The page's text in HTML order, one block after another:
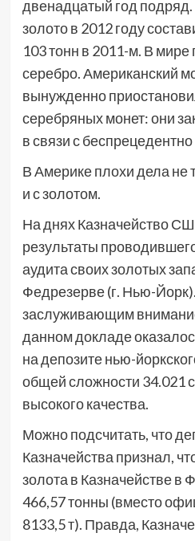
двенадцатый год
золото в 2012 году
103 тонн в 2011-м. В мире
серебро. Американский
вынужденно
серебряных монет: они
в связи с
В Америке плохи дела не
и с золотом.
На днях Казначейство
результаты
аудита своих золотых
Федрезерве (г. Нью-
заслуживающим
данном докладе
на депозите нью-
общей сложности 34.021
высокого качества.
Можно подсчитать, что
Казначейства признал,
золота в Казначействе в
466,57 тонны (вместо
8133,5 т). Правда,